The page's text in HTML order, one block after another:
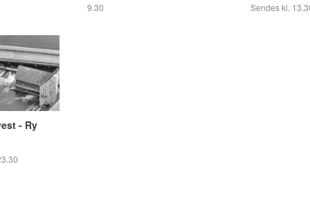
- Ry
9.30
Sendes kl.